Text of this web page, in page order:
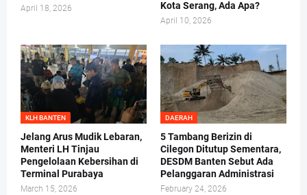
April 18, 2026 Kota Serang, Ada Apa?
April 10, 2026
KLH BANTEN
Jelang Arus Mudik Lebaran,
Menteri LH Tinjau
Pengelolaan Kebersihan di
Terminal Purabaya
March 15, 2026
DAERAH
5 Tambang Berizin di
Cilegon Ditutup Sementara,
DESDM Banten Sebut Ada
Pelanggaran Administrasi
February 24, 2026